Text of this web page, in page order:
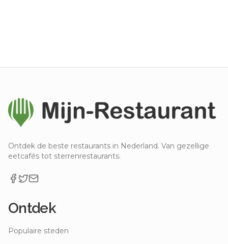
Ontdek de beste restaurants in Nederland. Van gezellige
eetcafés tot sterrenrestaurants.
Ontdek
Populaire steden